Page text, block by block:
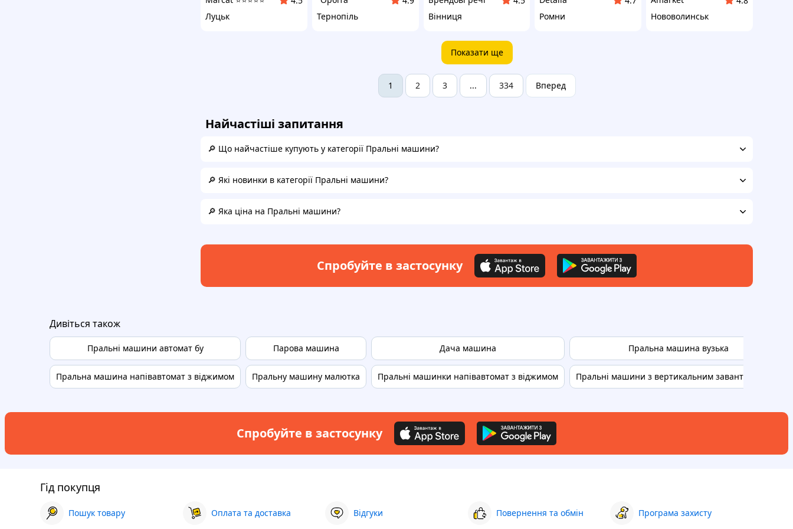
Луцьк
Тернопіль
Вінниця
Ромни
Нововолинськ
Показати ще
1 2 3 ... 334 Вперед
Найчастіші запитання
🔎 Що найчастіше купують у категорії Пральні машини?
🔎 Які новинки в категорії Пральні машини?
🔎 Яка ціна на Пральні машини?
Спробуйте в застосунку
Дивіться також
Пральні машини автомат бу
Пральна машина напівавтомат з віджимом
Парова машина
Пральну машину малютка
Дача машина
Пральні машинки напівавтомат з віджимом
Пральна машина вузька
Пральні машини з вертикальним завантаженням
Спробуйте в застосунку
Гід покупця
Пошук товару Оплата та доставка Відгуки Повернення та обмін Програма захисту